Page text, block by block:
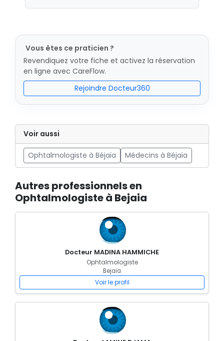
Vous êtes ce praticien ?
Revendiquez votre fiche et activez la réservation
en ligne avec CareFlow.
Rejoindre Docteur360
Voir aussi
Ophtalmologiste à Béjaïa Médecins à Béjaïa
Autres professionnels en
Ophtalmologiste à Bejaia
Docteur MADINA HAMMICHE
Ophtalmologiste
Bejaia
Voir le profil